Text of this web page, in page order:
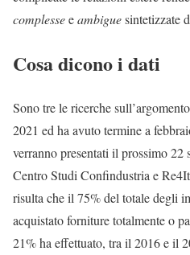
complesseeambiguesintetizzate
Cosa dicono i dati
Sono tre le ricerche
2021 ed ha avuto termine a
verranno presentati il prossimo 22
Centro Studi Confindustria e
risulta che il 75% del totale degli
acquistato forniture totalmente o
21% ha effettuato, tra il 2016 e il